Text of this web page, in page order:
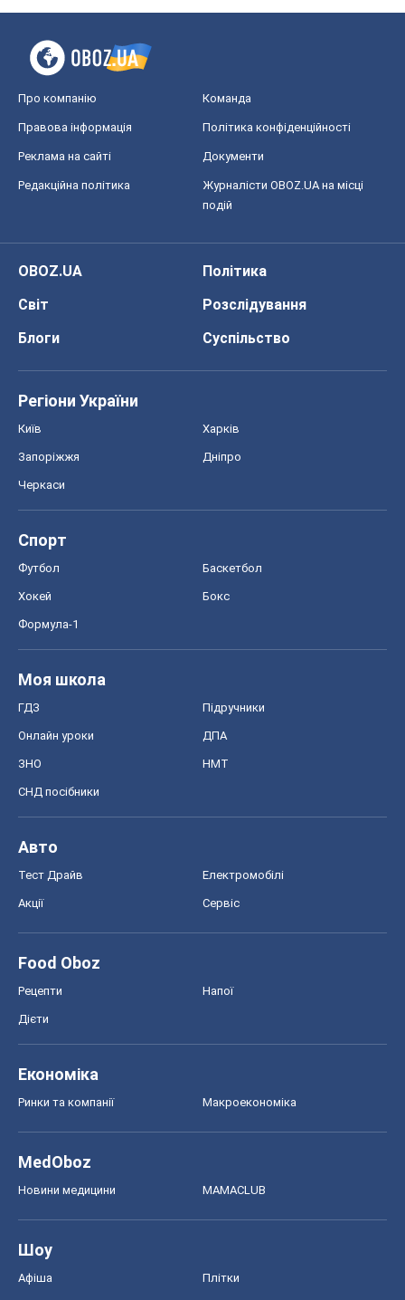
Про компанію Команда
Правова інформація Політика конфіденційності
Реклама на сайті Документи
Редакційна політика
Журналісти OBOZ.UA на місці
подій
OBOZ.UA
Політика
Світ
Розслідування
Блоги
Суспільство
Регіони України
Київ Харків
Запоріжжя Дніпро
Черкаси
Спорт
Футбол Баскетбол
Хокей Бокс
Формула-1
Моя школа
ГДЗ Підручники
Онлайн уроки ДПА
ЗНО НМТ
СНД посібники
Авто
Тест Драйв Електромобілі
Акції Сервіс
Food Oboz
Рецепти Напої
Дієти
Економіка
Ринки та компанії Макроекономіка
MedOboz
Новини медицини MAMACLUB
Шоу
Афіша Плітки